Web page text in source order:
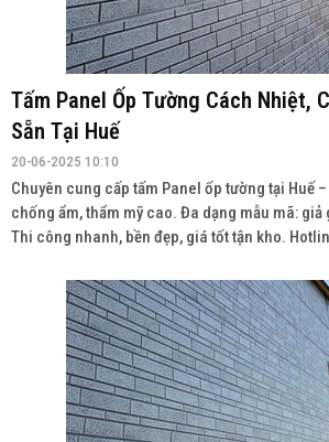
Tấm Panel Ốp Tường Cách Nhiệt,
Sẵn Tại Huế
20-06-2025 10:10
Chuyên cung cấp tấm Panel ốp tường tại Huế
chống ẩm, thẩm mỹ cao. Đa dạng mẫu mã: giả
Thi công nhanh, bền đẹp, giá tốt tận kho.